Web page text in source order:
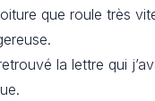
que roule très
la lettre qui